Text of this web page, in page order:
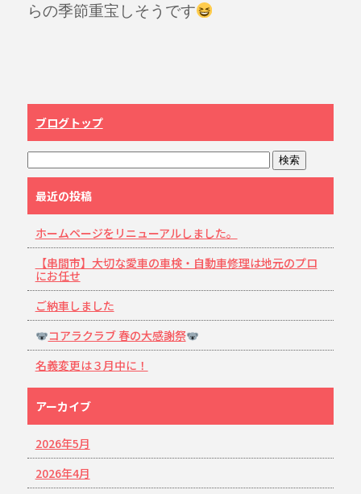
らの季節重宝しそうです
ブログトップ
最近の投稿
ホームページをリニューアルしました。
【串間市】大切な愛車の車検・自動車修理は地元のプロ
にお任せ
ご納車しました
コアラクラブ 春の大感謝祭
名義変更は３月中に！
アーカイブ
2026年5月
2026年4月